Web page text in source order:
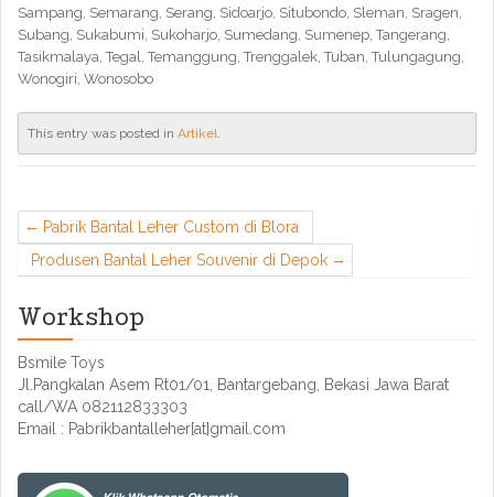
Sampang, Semarang, Serang, Sidoarjo, Situbondo, Sleman, Sragen,
Subang, Sukabumi, Sukoharjo, Sumedang, Sumenep, Tangerang,
Tasikmalaya, Tegal, Temanggung, Trenggalek, Tuban, Tulungagung,
Wonogiri, Wonosobo
This entry was posted in Artikel.
Pabrik Bantal Leher Custom di Blora
Produsen Bantal Leher Souvenir di Depok
Workshop
Bsmile Toys
Jl.Pangkalan Asem Rt01/01, Bantargebang, Bekasi Jawa Barat
call/WA 082112833303
Email : Pabrikbantalleher[at]gmail.com